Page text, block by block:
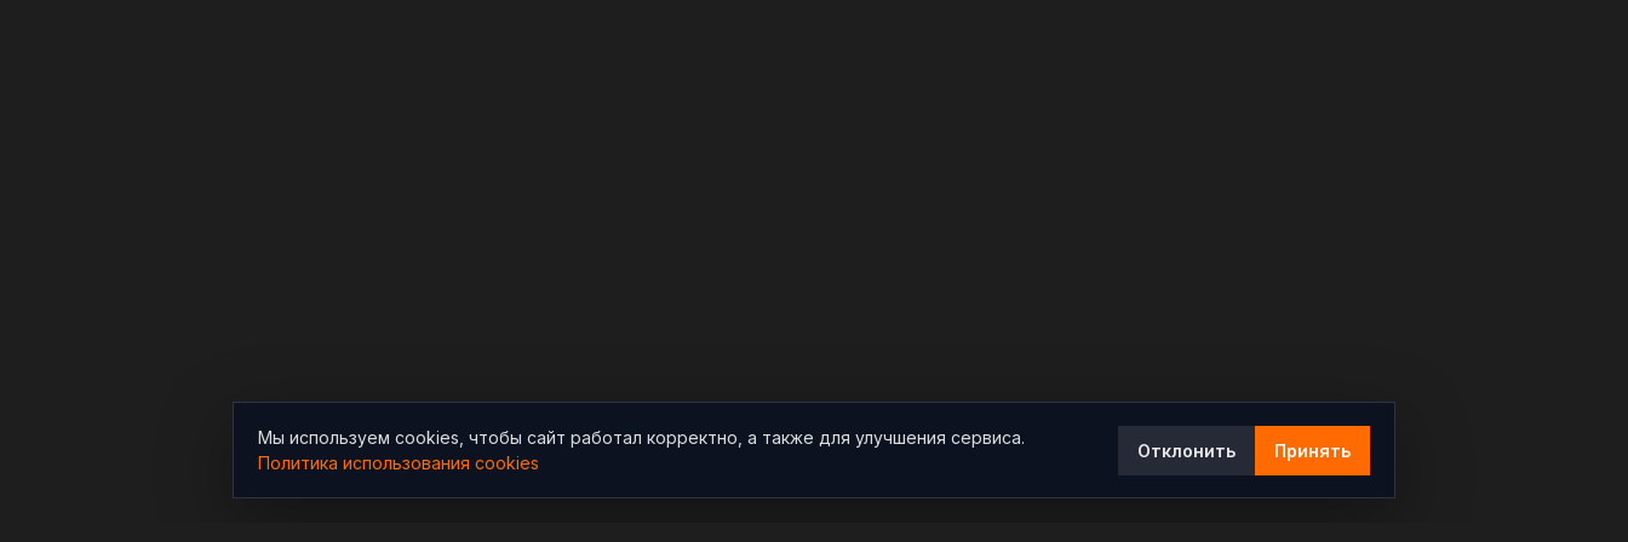
Мы используем cookies, чтобы сайт работал корректно, а также для улучшения сервиса.
Политика использования cookies
Отклонить Принять